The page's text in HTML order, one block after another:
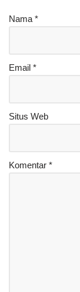
Nama *
Email *
Situs Web
Komentar *